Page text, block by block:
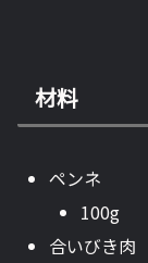
材料
ペンネ
100g
合いびき肉